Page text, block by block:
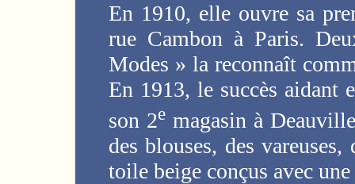
En 1910, elle ouvre sa
rue Cambon à Paris.
Modes » la reconnaît
En 1913, le succès aidant
son 2emagasin à
des blouses, des
toile beige conçus avec